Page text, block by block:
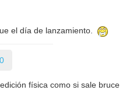
el día de lanzamiento.
física como si sale bruce